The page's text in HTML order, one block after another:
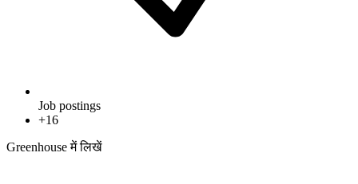
Job postings
+16
Greenhouse में लिखें